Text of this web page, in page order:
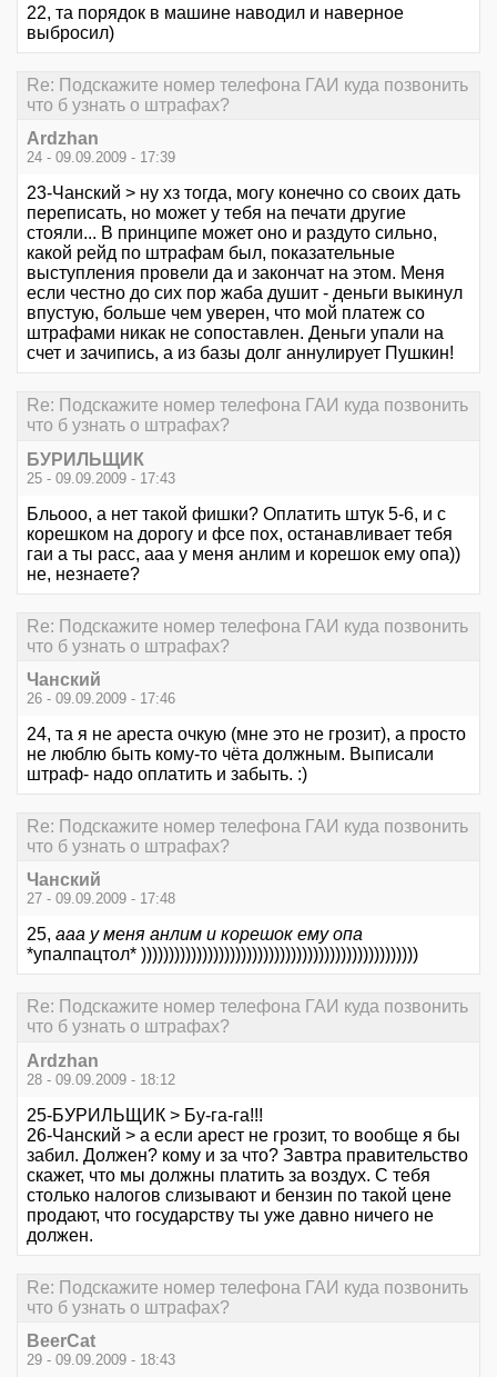
22, та порядок в машине наводил и наверное
выбросил)
Re: Подскажите номер телефона ГАИ куда позвонить
что б узнать о штрафах?
Ardzhan
24 - 09.09.2009 - 17:39
23-Чанский > ну хз тогда, могу конечно со своих дать
переписать, но может у тебя на печати другие
стояли... В принципе может оно и раздуто сильно,
какой рейд по штрафам был, показательные
выступления провели да и закончат на этом. Меня
если честно до сих пор жаба душит - деньги выкинул
впустую, больше чем уверен, что мой платеж со
штрафами никак не сопоставлен. Деньги упали на
счет и зачипись, а из базы долг аннулирует Пушкин!
Re: Подскажите номер телефона ГАИ куда позвонить
что б узнать о штрафах?
БУРИЛЬЩИК
25 - 09.09.2009 - 17:43
Бльооо, а нет такой фишки? Оплатить штук 5-6, и с
корешком на дорогу и фсе пох, останавливает тебя
гаи а ты расс, ааа у меня анлим и корешок ему опа))
не, незнаете?
Re: Подскажите номер телефона ГАИ куда позвонить
что б узнать о штрафах?
Чанский
26 - 09.09.2009 - 17:46
24, та я не ареста очкую (мне это не грозит), а просто
не люблю быть кому-то чёта должным. Выписали
штраф- надо оплатить и забыть. :)
Re: Подскажите номер телефона ГАИ куда позвонить
что б узнать о штрафах?
Чанский
27 - 09.09.2009 - 17:48
25, ааа у меня анлим и корешок ему опа
*упалпацтол* ))))))))))))))))))))))))))))))))))))))))))))))))))
Re: Подскажите номер телефона ГАИ куда позвонить
что б узнать о штрафах?
Ardzhan
28 - 09.09.2009 - 18:12
25-БУРИЛЬЩИК > Бу-га-га!!!
26-Чанский > а если арест не грозит, то вообще я бы
забил. Должен? кому и за что? Завтра правительство
скажет, что мы должны платить за воздух. С тебя
столько налогов слизывают и бензин по такой цене
продают, что государству ты уже давно ничего не
должен.
Re: Подскажите номер телефона ГАИ куда позвонить
что б узнать о штрафах?
BeerCat
29 - 09.09.2009 - 18:43